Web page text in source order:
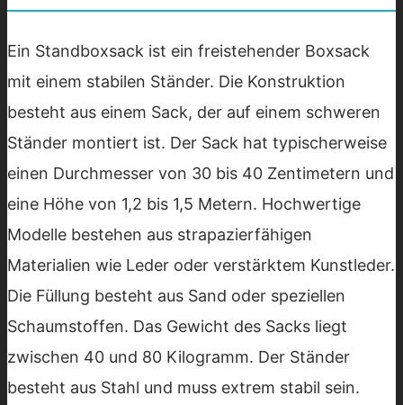
Ein Standboxsack ist ein freistehender Boxsack
mit einem stabilen Ständer. Die Konstruktion
besteht aus einem Sack, der auf einem schweren
Ständer montiert ist. Der Sack hat typischerweise
einen Durchmesser von 30 bis 40 Zentimetern und
eine Höhe von 1,2 bis 1,5 Metern. Hochwertige
Modelle bestehen aus strapazierfähigen
Materialien wie Leder oder verstärktem Kunstleder.
Die Füllung besteht aus Sand oder speziellen
Schaumstoffen. Das Gewicht des Sacks liegt
zwischen 40 und 80 Kilogramm. Der Ständer
besteht aus Stahl und muss extrem stabil sein.